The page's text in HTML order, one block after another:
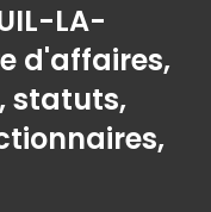
LA-
d'affaires,
statuts,